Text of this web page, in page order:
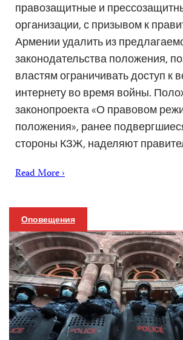
правозащитные и
организации, с призывом к
Армении удалить из
законодательства положения,
властям ограничивать доступ к
интернету во время войны.
законопроекта «О правовом
положения», ранее
стороны КЗЖ, наделяют
Read More ›
Оповещения